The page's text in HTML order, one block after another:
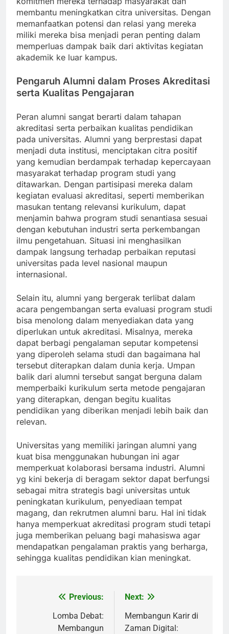
membantu meningkatkan citra universitas. Dengan
memanfaatkan potensi dan relasi yang mereka
miliki mereka bisa menjadi peran penting dalam
memperluas dampak baik dari aktivitas kegiatan
akademik ke luar kampus.
Pengaruh Alumni dalam Proses Akreditasi
serta Kualitas Pengajaran
Peran alumni sangat berarti dalam tahapan
akreditasi serta perbaikan kualitas pendidikan
pada universitas. Alumni yang berprestasi dapat
menjadi duta institusi, menciptakan citra positif
yang kemudian berdampak terhadap kepercayaan
masyarakat terhadap program studi yang
ditawarkan. Dengan partisipasi mereka dalam
kegiatan evaluasi akreditasi, seperti memberikan
masukan tentang relevansi kurikulum, dapat
menjamin bahwa program studi senantiasa sesuai
dengan kebutuhan industri serta perkembangan
ilmu pengetahuan. Situasi ini menghasilkan
dampak langsung terhadap perbaikan reputasi
universitas pada level nasional maupun
internasional.
Selain itu, alumni yang bergerak terlibat dalam
acara pengembangan serta evaluasi program studi
bisa menolong dalam menyediakan data yang
diperlukan untuk akreditasi. Misalnya, mereka
dapat berbagi pengalaman seputar kompetensi
yang diperoleh selama studi dan bagaimana hal
tersebut diterapkan dalam dunia kerja. Umpan
balik dari alumni tersebut sangat berguna dalam
memperbaiki kurikulum serta metode pengajaran
yang diterapkan, dengan begitu kualitas
pendidikan yang diberikan menjadi lebih baik dan
relevan.
Universitas yang memiliki jaringan alumni yang
kuat bisa menggunakan hubungan ini agar
memperkuat kolaborasi bersama industri. Alumni
yg kini bekerja di beragam sektor dapat berfungsi
sebagai mitra strategis bagi universitas untuk
peningkatan kurikulum, penyediaan tempat
magang, dan rekrutmen alumni baru. Hal ini tidak
hanya memperkuat akreditasi program studi tetapi
juga memberikan peluang bagi mahasiswa agar
mendapatkan pengalaman praktis yang berharga,
sehingga kualitas pendidikan kian meningkat.
navigation
Previous:
Lomba Debat:
Membangun
Next:
Membangun Karir di
Zaman Digital: